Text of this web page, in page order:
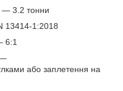
— 3.2 тонни
13414-1:2018
6:1
—
або заплетення на